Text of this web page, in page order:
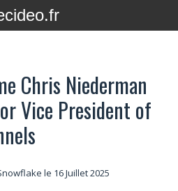
Chris Niederman
Vice President of
le 16 Juillet 2025